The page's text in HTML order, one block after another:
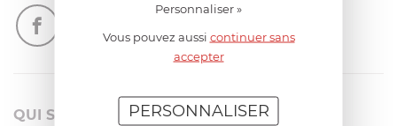
QUI SOMMES-NOUS?
Personnaliser »
Vous pouvez aussi continuer sans
accepter
PERSONNALISER